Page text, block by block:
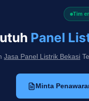
Tim
Panel
Jasa Panel Listrik Bekasi
Minta